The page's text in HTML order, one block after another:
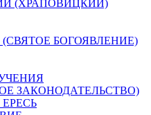
(ХРАПОВИЦКИЙ)
БОГОЯВЛЕНИЕ)
ЗАКОНОДАТЕЛЬСТВО)